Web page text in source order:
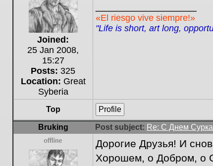
Joined:
25 Jan 2008,
15:27
Posts: 325
Location: Great
Syberia
«El riesgo vive siempre!»
"Life is short, art long,
Top Profile
Bruking Post subject: Re: С Днем
Offline
Дорогие Друзья! И
Хорошем, о Добром, о